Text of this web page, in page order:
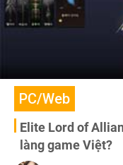
PC/Web
Elite Lord of
làng game Việt?